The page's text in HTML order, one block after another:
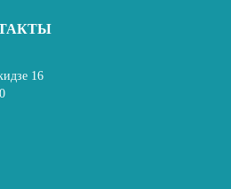
16